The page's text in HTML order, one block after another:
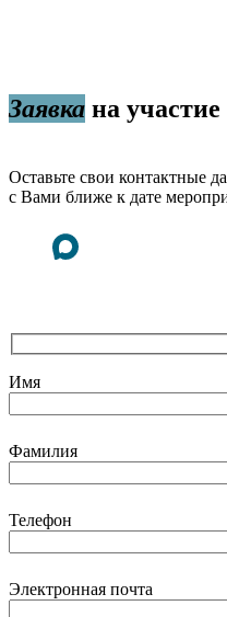
Заявка на участие
Оставьте свои контактные
с Вами ближе к дате
Имя
Фамилия
Телефон
Электронная почта